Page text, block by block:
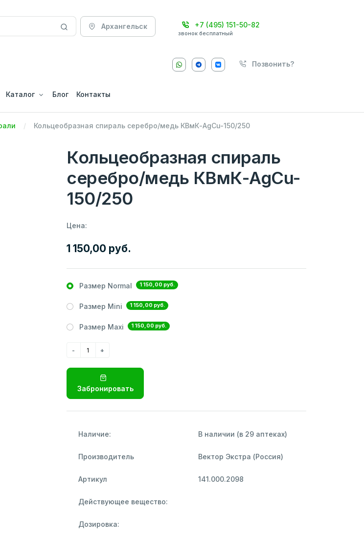
Архангельск +7 (495) 151-50-82
звонок бесплатный
Позвонить?
Каталог Блог Контакты
Кольцеобразная спираль серебро/медь КВмК-AgCu-150/250
Кольцеобразная спираль
серебро/медь КВмК-AgCu-
150/250
Цена:
1 150,00 руб.
Размер Normal 1 150,00 руб.
Размер Mini 1 150,00 руб.
Размер Maxi 1 150,00 руб.
Забронировать
Наличие: В наличии (в 29 аптеках)
Производитель Вектор Экстра (Россия)
Артикул 141.000.2098
Действующее вещество:
Дозировка: